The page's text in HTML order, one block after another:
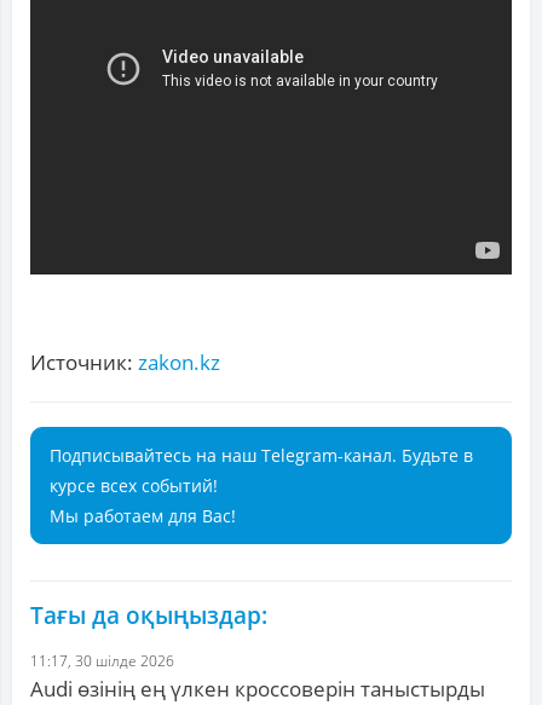
Источник: zakon.kz
Подписывайтесь на наш Telegram-канал. Будьте в
курсе всех событий!
Мы работаем для Вас!
Тағы да оқыңыздар:
11:17, 30 шілде 2026
Audi өзінің ең үлкен кроссоверін таныстырды